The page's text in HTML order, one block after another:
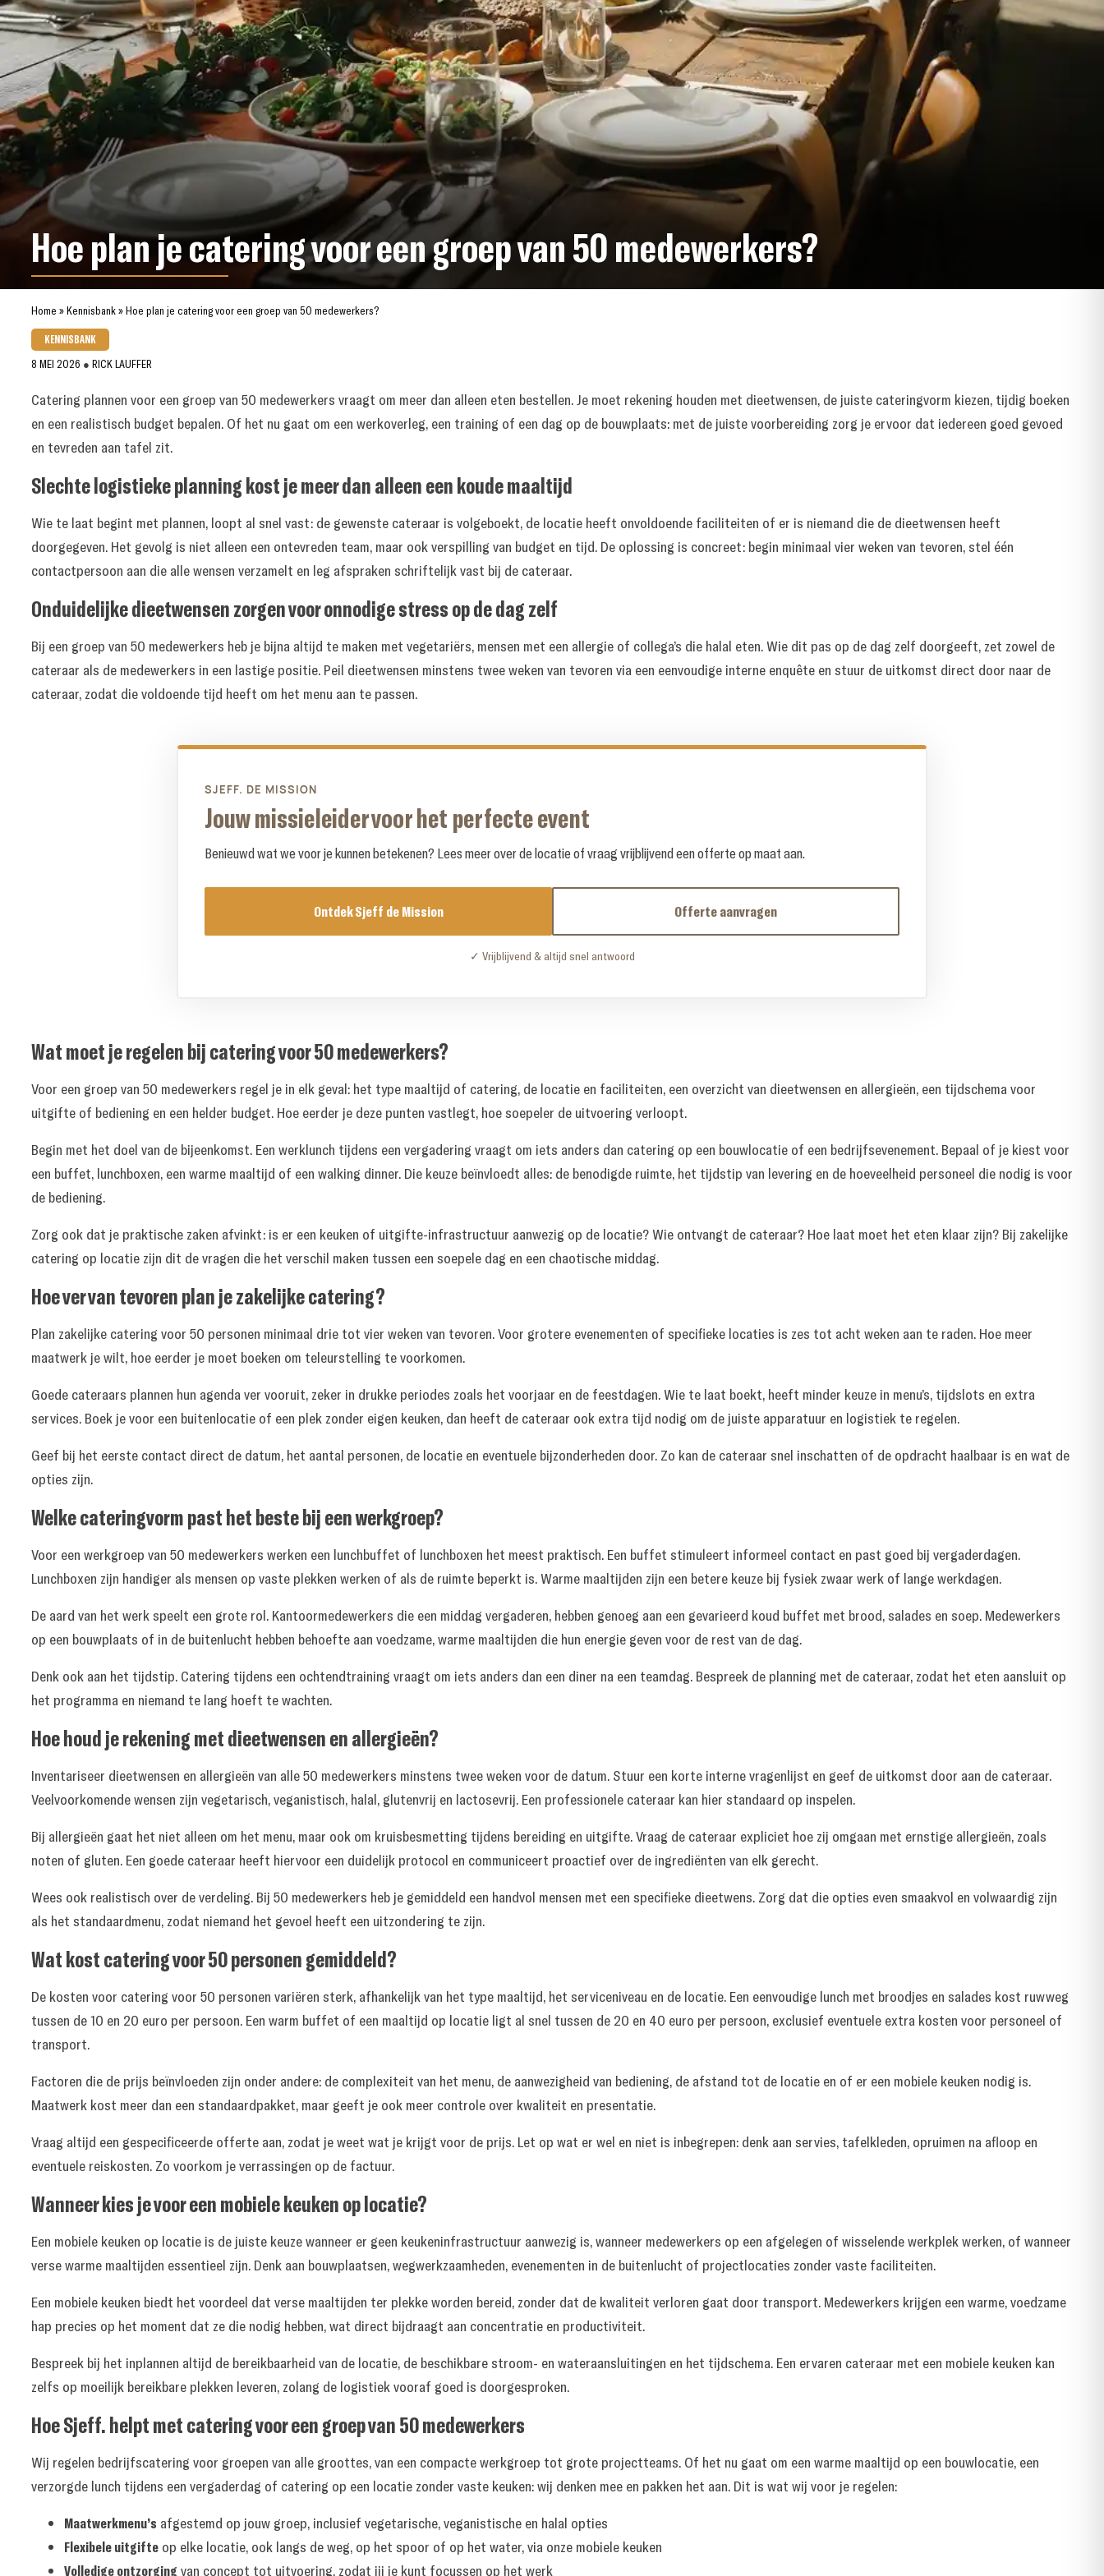
Home »Kennisbank»Hoe plan je catering voor een groep van 50 medewerkers?
KENNISBANK
Hoe plan je catering voor een groep van 50 medewerkers?
8 MEI 2026 ● RICK LAUFFER
Catering plannen voor een groep van 50 medewerkers vraagt om meer dan alleen eten bestellen. Je moet rekening houden met dieetwensen, de juiste cateringvorm kiezen, tijdig boeken
en een realistisch budget bepalen. Of het nu gaat om een werkoverleg, een training of een dag op de bouwplaats: met de juiste voorbereiding zorg je ervoor dat iedereen goed gevoed
en tevreden aan tafel zit.
Slechte logistieke planning kost je meer dan alleen een koude maaltijd
Wie te laat begint met plannen, loopt al snel vast: de gewenste cateraar is volgeboekt, de locatie heeft onvoldoende faciliteiten of er is niemand die de dieetwensen heeft
doorgegeven. Het gevolg is niet alleen een ontevreden team, maar ook verspilling van budget en tijd. De oplossing is concreet: begin minimaal vier weken van tevoren, stel één
contactpersoon aan die alle wensen verzamelt en leg afspraken schriftelijk vast bij de cateraar.
Onduidelijke dieetwensen zorgen voor onnodige stress op de dag zelf
Bij een groep van 50 medewerkers heb je bijna altijd te maken met vegetariërs, mensen met een allergie of collega’s die halal eten. Wie dit pas op de dag zelf doorgeeft, zet zowel de
cateraar als de medewerkers in een lastige positie. Peil dieetwensen minstens twee weken van tevoren via een eenvoudige interne enquête en stuur de uitkomst direct door naar de
cateraar, zodat die voldoende tijd heeft om het menu aan te passen.
SJEFF. DE MISSION
Jouw missieleider voor het perfecte event
Benieuwd wat we voor je kunnen betekenen? Lees meer over de locatie of vraag vrijblijvend een offerte op maat aan.
Ontdek Sjeff de Mission Offerte aanvragen
✓ Vrijblijvend & altijd snel antwoord
Wat moet je regelen bij catering voor 50 medewerkers?
Voor een groep van 50 medewerkers regel je in elk geval: het type maaltijd of catering, de locatie en faciliteiten, een overzicht van dieetwensen en allergieën, een tijdschema voor
uitgifte of bediening en een helder budget. Hoe eerder je deze punten vastlegt, hoe soepeler de uitvoering verloopt.
Begin met het doel van de bijeenkomst. Een werklunch tijdens een vergadering vraagt om iets anders dan catering op een bouwlocatie of een bedrijfsevenement. Bepaal of je kiest voor
een buffet, lunchboxen, een warme maaltijd of een walking dinner. Die keuze beïnvloedt alles: de benodigde ruimte, het tijdstip van levering en de hoeveelheid personeel die nodig is voor
de bediening.
Zorg ook dat je praktische zaken afvinkt: is er een keuken of uitgifte-infrastructuur aanwezig op de locatie? Wie ontvangt de cateraar? Hoe laat moet het eten klaar zijn? Bij zakelijke
catering op locatie zijn dit de vragen die het verschil maken tussen een soepele dag en een chaotische middag.
Hoe ver van tevoren plan je zakelijke catering?
Plan zakelijke catering voor 50 personen minimaal drie tot vier weken van tevoren. Voor grotere evenementen of specifieke locaties is zes tot acht weken aan te raden. Hoe meer
maatwerk je wilt, hoe eerder je moet boeken om teleurstelling te voorkomen.
Goede cateraars plannen hun agenda ver vooruit, zeker in drukke periodes zoals het voorjaar en de feestdagen. Wie te laat boekt, heeft minder keuze in menu’s, tijdslots en extra
services. Boek je voor een buitenlocatie of een plek zonder eigen keuken, dan heeft de cateraar ook extra tijd nodig om de juiste apparatuur en logistiek te regelen.
Geef bij het eerste contact direct de datum, het aantal personen, de locatie en eventuele bijzonderheden door. Zo kan de cateraar snel inschatten of de opdracht haalbaar is en wat de
opties zijn.
Welke cateringvorm past het beste bij een werkgroep?
Voor een werkgroep van 50 medewerkers werken een lunchbuffet of lunchboxen het meest praktisch. Een buffet stimuleert informeel contact en past goed bij vergaderdagen.
Lunchboxen zijn handiger als mensen op vaste plekken werken of als de ruimte beperkt is. Warme maaltijden zijn een betere keuze bij fysiek zwaar werk of lange werkdagen.
De aard van het werk speelt een grote rol. Kantoormedewerkers die een middag vergaderen, hebben genoeg aan een gevarieerd koud buffet met brood, salades en soep. Medewerkers
op een bouwplaats of in de buitenlucht hebben behoefte aan voedzame, warme maaltijden die hun energie geven voor de rest van de dag.
Denk ook aan het tijdstip. Catering tijdens een ochtendtraining vraagt om iets anders dan een diner na een teamdag. Bespreek de planning met de cateraar, zodat het eten aansluit op
het programma en niemand te lang hoeft te wachten.
Hoe houd je rekening met dieetwensen en allergieën?
Inventariseer dieetwensen en allergieën van alle 50 medewerkers minstens twee weken voor de datum. Stuur een korte interne vragenlijst en geef de uitkomst door aan de cateraar.
Veelvoorkomende wensen zijn vegetarisch, veganistisch, halal, glutenvrij en lactosevrij. Een professionele cateraar kan hier standaard op inspelen.
Bij allergieën gaat het niet alleen om het menu, maar ook om kruisbesmetting tijdens bereiding en uitgifte. Vraag de cateraar expliciet hoe zij omgaan met ernstige allergieën, zoals
noten of gluten. Een goede cateraar heeft hiervoor een duidelijk protocol en communiceert proactief over de ingrediënten van elk gerecht.
Wees ook realistisch over de verdeling. Bij 50 medewerkers heb je gemiddeld een handvol mensen met een specifieke dieetwens. Zorg dat die opties even smaakvol en volwaardig zijn
als het standaardmenu, zodat niemand het gevoel heeft een uitzondering te zijn.
Wat kost catering voor 50 personen gemiddeld?
De kosten voor catering voor 50 personen variëren sterk, afhankelijk van het type maaltijd, het serviceniveau en de locatie. Een eenvoudige lunch met broodjes en salades kost ruwweg
tussen de 10 en 20 euro per persoon. Een warm buffet of een maaltijd op locatie ligt al snel tussen de 20 en 40 euro per persoon, exclusief eventuele extra kosten voor personeel of
transport.
Factoren die de prijs beïnvloeden zijn onder andere: de complexiteit van het menu, de aanwezigheid van bediening, de afstand tot de locatie en of er een mobiele keuken nodig is.
Maatwerk kost meer dan een standaardpakket, maar geeft je ook meer controle over kwaliteit en presentatie.
Vraag altijd een gespecificeerde offerte aan, zodat je weet wat je krijgt voor de prijs. Let op wat er wel en niet is inbegrepen: denk aan servies, tafelkleden, opruimen na afloop en
eventuele reiskosten. Zo voorkom je verrassingen op de factuur.
Wanneer kies je voor een mobiele keuken op locatie?
Een mobiele keuken op locatie is de juiste keuze wanneer er geen keukeninfrastructuur aanwezig is, wanneer medewerkers op een afgelegen of wisselende werkplek werken, of wanneer
verse warme maaltijden essentieel zijn. Denk aan bouwplaatsen, wegwerkzaamheden, evenementen in de buitenlucht of projectlocaties zonder vaste faciliteiten.
Een mobiele keuken biedt het voordeel dat verse maaltijden ter plekke worden bereid, zonder dat de kwaliteit verloren gaat door transport. Medewerkers krijgen een warme, voedzame
hap precies op het moment dat ze die nodig hebben, wat direct bijdraagt aan concentratie en productiviteit.
Bespreek bij het inplannen altijd de bereikbaarheid van de locatie, de beschikbare stroom- en wateraansluitingen en het tijdschema. Een ervaren cateraar met een mobiele keuken kan
zelfs op moeilijk bereikbare plekken leveren, zolang de logistiek vooraf goed is doorgesproken.
Hoe Sjeff. helpt met catering voor een groep van 50 medewerkers
Wij regelen bedrijfscatering voor groepen van alle groottes, van een compacte werkgroep tot grote projectteams. Of het nu gaat om een warme maaltijd op een bouwlocatie, een
verzorgde lunch tijdens een vergaderdag of catering op een locatie zonder vaste keuken: wij denken mee en pakken het aan. Dit is wat wij voor je regelen:
Maatwerkmenu’s afgestemd op jouw groep, inclusief vegetarische, veganistische en halal opties
Flexibele uitgifte op elke locatie, ook langs de weg, op het spoor of op het water, via onze mobiele keuken
Volledige ontzorging van concept tot uitvoering, zodat jij je kunt focussen op het werk